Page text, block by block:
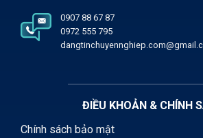
0907 88 67 87
0972 555 795
ĐIỀU KHOẢN & CHÍNH
Chính sách bảo mật